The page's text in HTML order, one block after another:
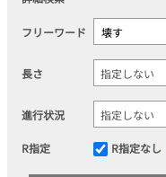
フリーワード
長さ
進行状況
R指定 R指定なし